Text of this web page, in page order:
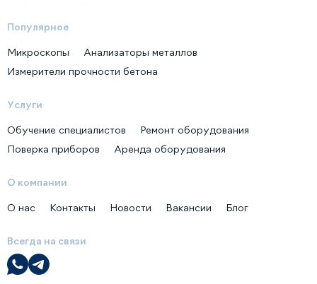
Популярное
Микроскопы
Анализаторы металлов
Измерители прочности бетона
Услуги
Обучение специалистов
Ремонт оборудования
Поверка приборов
Аренда оборудования
О компании
О нас Контакты Новости Вакансии Блог
Всегда на связи